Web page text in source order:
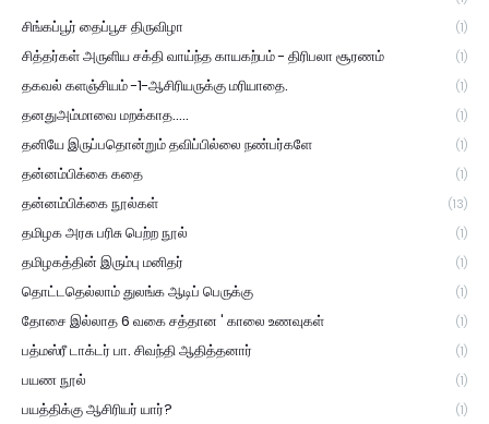
சிங்கப்பூர் தைப்பூச திருவிழா (1)
சித்தர்கள் அருளிய சக்தி வாய்ந்த காயகற்பம் - திரிபலா சூரணம் (1)
தகவல் களஞ்சியம் -1-ஆசிரியருக்கு மரியாதை. (1)
தனதுஅம்மாவை மறக்காத..... (1)
தனியே இருப்பதொன்றும் தவிப்பில்லை நண்பர்களே (1)
தன்னம்பிக்கை கதை (1)
தன்னம்பிக்கை நூல்கள் (13)
தமிழக அரசு பரிசு பெற்ற நூல் (1)
தமிழகத்தின் இரும்பு மனிதர் (1)
தொட்டதெல்லாம் துலங்க ஆடிப் பெருக்கு (1)
தோசை இல்லாத 6 வகை சத்தான ' காலை உணவுகள் (1)
பத்மஸ்ரீ டாக்டர் பா. சிவந்தி ஆதித்தனார் (1)
பயண நூல் (1)
பயத்திக்கு ஆசிரியர் யார்? (1)